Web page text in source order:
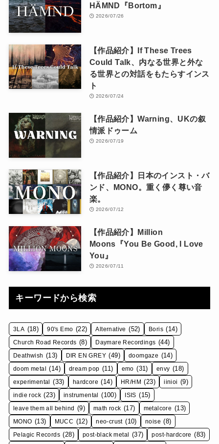
HÄMND『Bortom』
2026/07/26
【作品紹介】If These Trees
Could Talk、内なる世界と外な
る世界との対話をもたらすインス
ト
2026/07/24
【作品紹介】Warning、UKの叙
情派ドゥーム
2026/07/19
【作品紹介】日本のインスト・バ
ンド、MONO。重く儚く尊い音
楽。
2026/07/12
【作品紹介】Million
Moons『You Be Good, I Love
You』
2026/07/11
キーワードから検索
3LA (18) 90's Emo (22) Alternative (52) Boris (14)
Church Road Records (8) Daymare Recordings (44)
Deathwish (13) DIR EN GREY (49) doomgaze (14)
doom metal (14) dream pop (11) emo (31) envy (18)
experimental (33) hardcore (14) HR/HM (23) iinioi (9)
indie rock (23) instrumental (100) ISIS (15)
leave them all behind (9) math rock (17) metalcore (13)
MONO (13) MUCC (12) neo-crust (10) noise (8)
Pelagic Records (28) post-black metal (37) post-hardcore (83)